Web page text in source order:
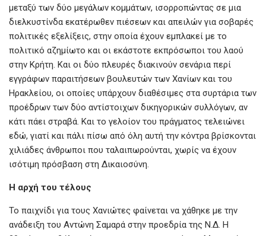
μεταξύ των δύο μεγάλων κομμάτων, ισορροπώντας σε μια
διελκυστίνδα εκατέρωθεν πιέσεων και απειλών για σοβαρές
πολιτικές εξελίξεις, στην οποία έχουν εμπλακεί με το
πολιτικό αζημίωτο και οι εκάστοτε εκπρόσωποι του λαού
στην Κρήτη. Και οι δύο πλευρές διακινούν σενάρια περί
εγγράφων παραιτήσεων βουλευτών των Χανίων και του
Ηρακλείου, οι οποίες υπάρχουν διαθέσιμες στα συρτάρια των
προέδρων των δύο αντίστοιχων δικηγορικών συλλόγων, αν
κάτι πάει στραβά. Και το γελοίον του πράγματος τελειώνει
εδώ, γιατί και πάλι πίσω από όλη αυτή την κόντρα βρίσκονται
χιλιάδες άνθρωποι που ταλαιπωρούνται, χωρίς να έχουν
ισότιμη πρόσβαση στη Δικαιοσύνη.
Η αρχή του τέλους
Το παιχνίδι για τους Χανιώτες φαίνεται να χάθηκε με την
ανάδειξη του Αντώνη Σαμαρά στην προεδρία της Ν.Δ. Η